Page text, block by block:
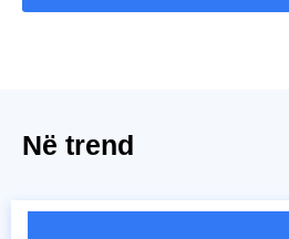
Në trend